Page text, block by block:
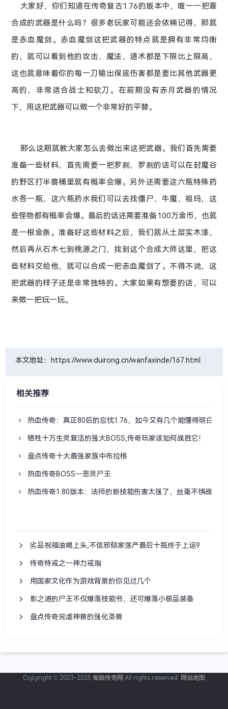
大家好，你们知道在传奇复古1.76的版本中，唯一一把靠
合成的武器是什么吗？很多老玩家可能还会依稀记得，那就
是赤血魔剑。赤血魔剑这把武器的特点就是拥有非常均衡
的，就可以看到他的攻击、魔法、道术都是下限比上限高，
这也就意味着你的每一刀输出保底伤害都是要比其他武器更
高的，非常适合战士和砍刀。在前期没有赤月武器的情况
下，用这把武器可以做一个非常好的平替。
那么这期就教大家怎么去做出来这把武器。我们首先需要
准备一些材料，首先需要一把罗刹，罗刹的话可以在封魔谷
的野区打半兽桶里就有概率会爆。另外还需要这六瓶特殊药
水各一瓶，这六瓶药水我们可以去找僵尸、牛魔、祖玛，这
些怪物都有概率会爆。最后的话还需要准备100万金币，也就
是一根金条。准备好这些材料之后，我们就从土层实木漆，
然后再从石木七到桃源之门，找到这个合成大师这里，把这
些材料交给他，就可以合成一把赤血魔剑了。不得不说，这
把武器的样子还是非常独特的。大家如果有想要的话，可以
来做一把玩一玩。
本文地址：https://www.duirong.cn/wanfaxinde/167.html
相关推荐
热血传奇：真正80后的忘忧1.76，如今又有几个能懂得明白？
牺牲十万生灵复活的强大BOSS,传奇玩家该如何战胜它！
盘点传奇十大最强家族中布拉格
热血传奇BOSS—恶灵尸王
热血传奇1.80版本：法师的新技能伤害太强了，丝毫不惧战士！
劣品祝福油喝上头,不信邪倾家荡产最后十瓶终于上运9
传奇特戒之一神力戒指
用国家文化作为游戏背景的你见过几个
影之道的尸王不仅爆落技能书，还可爆落小极品装备
盘点传奇完虐神兽的强化圣兽
Copyright © 2023-2025 堆融传奇网 All rights reserved. 网站地图